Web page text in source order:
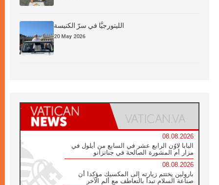
الليتورجيَّا في سرّ الكنيسة
20 May 2026
08.08.2026
البابا لاوُن الرابع عشر في السابع من أيلول في
مزار أم المشورة الصالحة في جناتزانو
08.08.2026
بارولين يختتم زيارته إلى المكسيك مؤكدا أن
صناعة السلام تبدأ بالتعاطف مع ألم الآخر